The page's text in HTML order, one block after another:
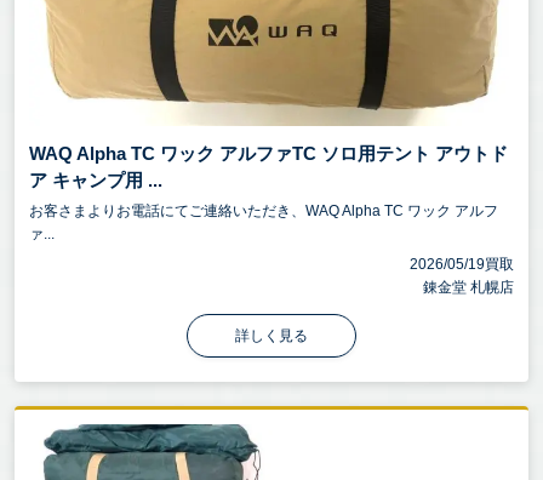
WAQ Alpha TC ワック アルファTC ソロ用テント アウトド
ア キャンプ用 ...
お客さまよりお電話にてご連絡いただき、WAQ Alpha TC ワック アルフ
ァ...
2026/05/19買取
錬金堂 札幌店
詳しく見る